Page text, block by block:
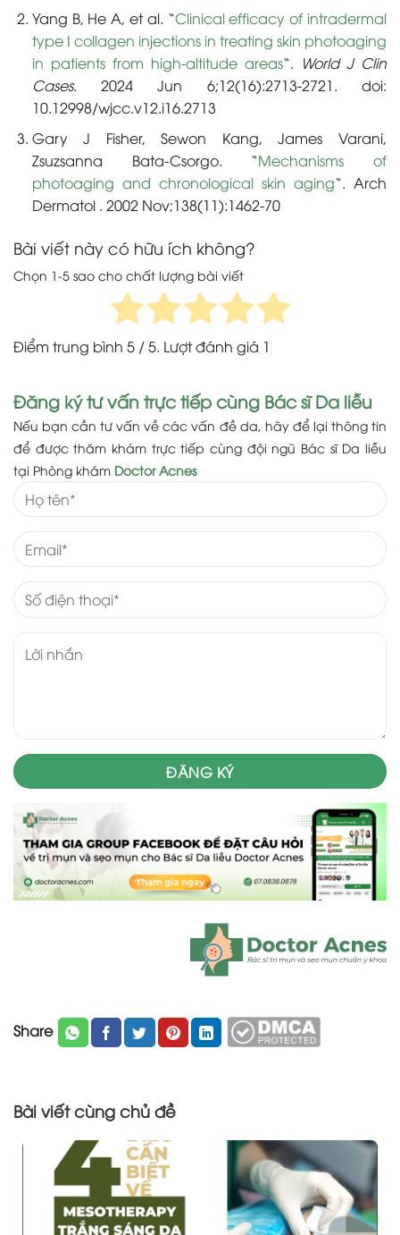
Yang B, He A, et al. “Clinical efficacy of intradermal
type I collagen injections in treating skin photoaging
in patients from high-altitude areas“. World J Clin
Cases. 2024 Jun 6;12(16):2713-2721. doi:
10.12998/wjcc.v12.i16.2713
Gary J Fisher, Sewon Kang, James Varani,
Zsuzsanna Bata-Csorgo. “Mechanisms of
photoaging and chronological skin aging“. Arch
Dermatol . 2002 Nov;138(11):1462-70
Bài viết này có hữu ích không?
Chọn 1-5 sao cho chất lượng bài viết
Điểm trung bình 5 / 5. Lượt đánh giá 1
Đăng ký tư vấn trực tiếp cùng Bác sĩ Da liễu
Nếu bạn cần tư vấn về các vấn đề da, hãy để lại thông tin
để được thăm khám trực tiếp cùng đội ngũ Bác sĩ Da liễu
tại Phòng khám Doctor Acnes
Share
Bài viết cùng chủ đề